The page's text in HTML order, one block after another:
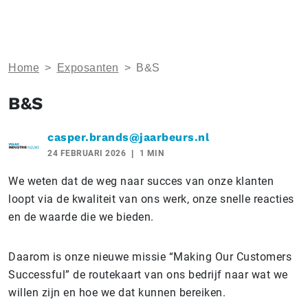
Home > Exposanten > B&S
B&S
casper.brands@jaarbeurs.nl
24 FEBRUARI 2026 1 MIN
We weten dat de weg naar succes van onze klanten
loopt via de kwaliteit van ons werk, onze snelle reacties
en de waarde die we bieden.
Daarom is onze nieuwe missie “Making Our Customers
Successful” de routekaart van ons bedrijf naar wat we
willen zijn en hoe we dat kunnen bereiken.